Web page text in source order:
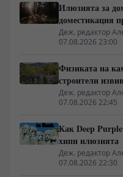
Илюзията за
доместикация
домашния
Деж. редактор
07.08.2026 23:00
Физиката на
строители
Деж. редактор
07.08.2026 22:45
Как Deep
хипи илюзията
Деж. редактор
07.08.2026 22:30